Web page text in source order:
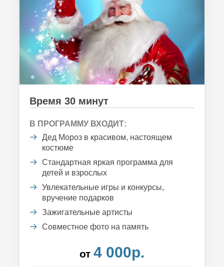
Время 30 минут
В ПРОГРАММУ ВХОДИТ:
Дед Мороз в красивом, настоящем
костюме
Стандартная яркая программа для
детей и взрослых
Увлекательные игры и конкурсы,
вручение подарков
Зажигательные артисты
Совместное фото на память
от 4 000р.